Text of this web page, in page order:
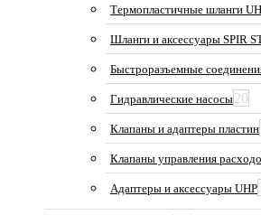
Термопластичные шланги
Шланги и аксессуары SPIR
Быстроразъемные
Гидравлические насосы20
Клапаны и адаптеры пластин
Клапаны управления
Адаптеры и аксессуары UHP